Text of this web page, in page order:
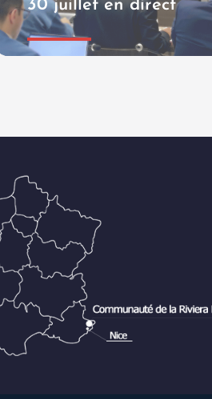
30 juillet en direct